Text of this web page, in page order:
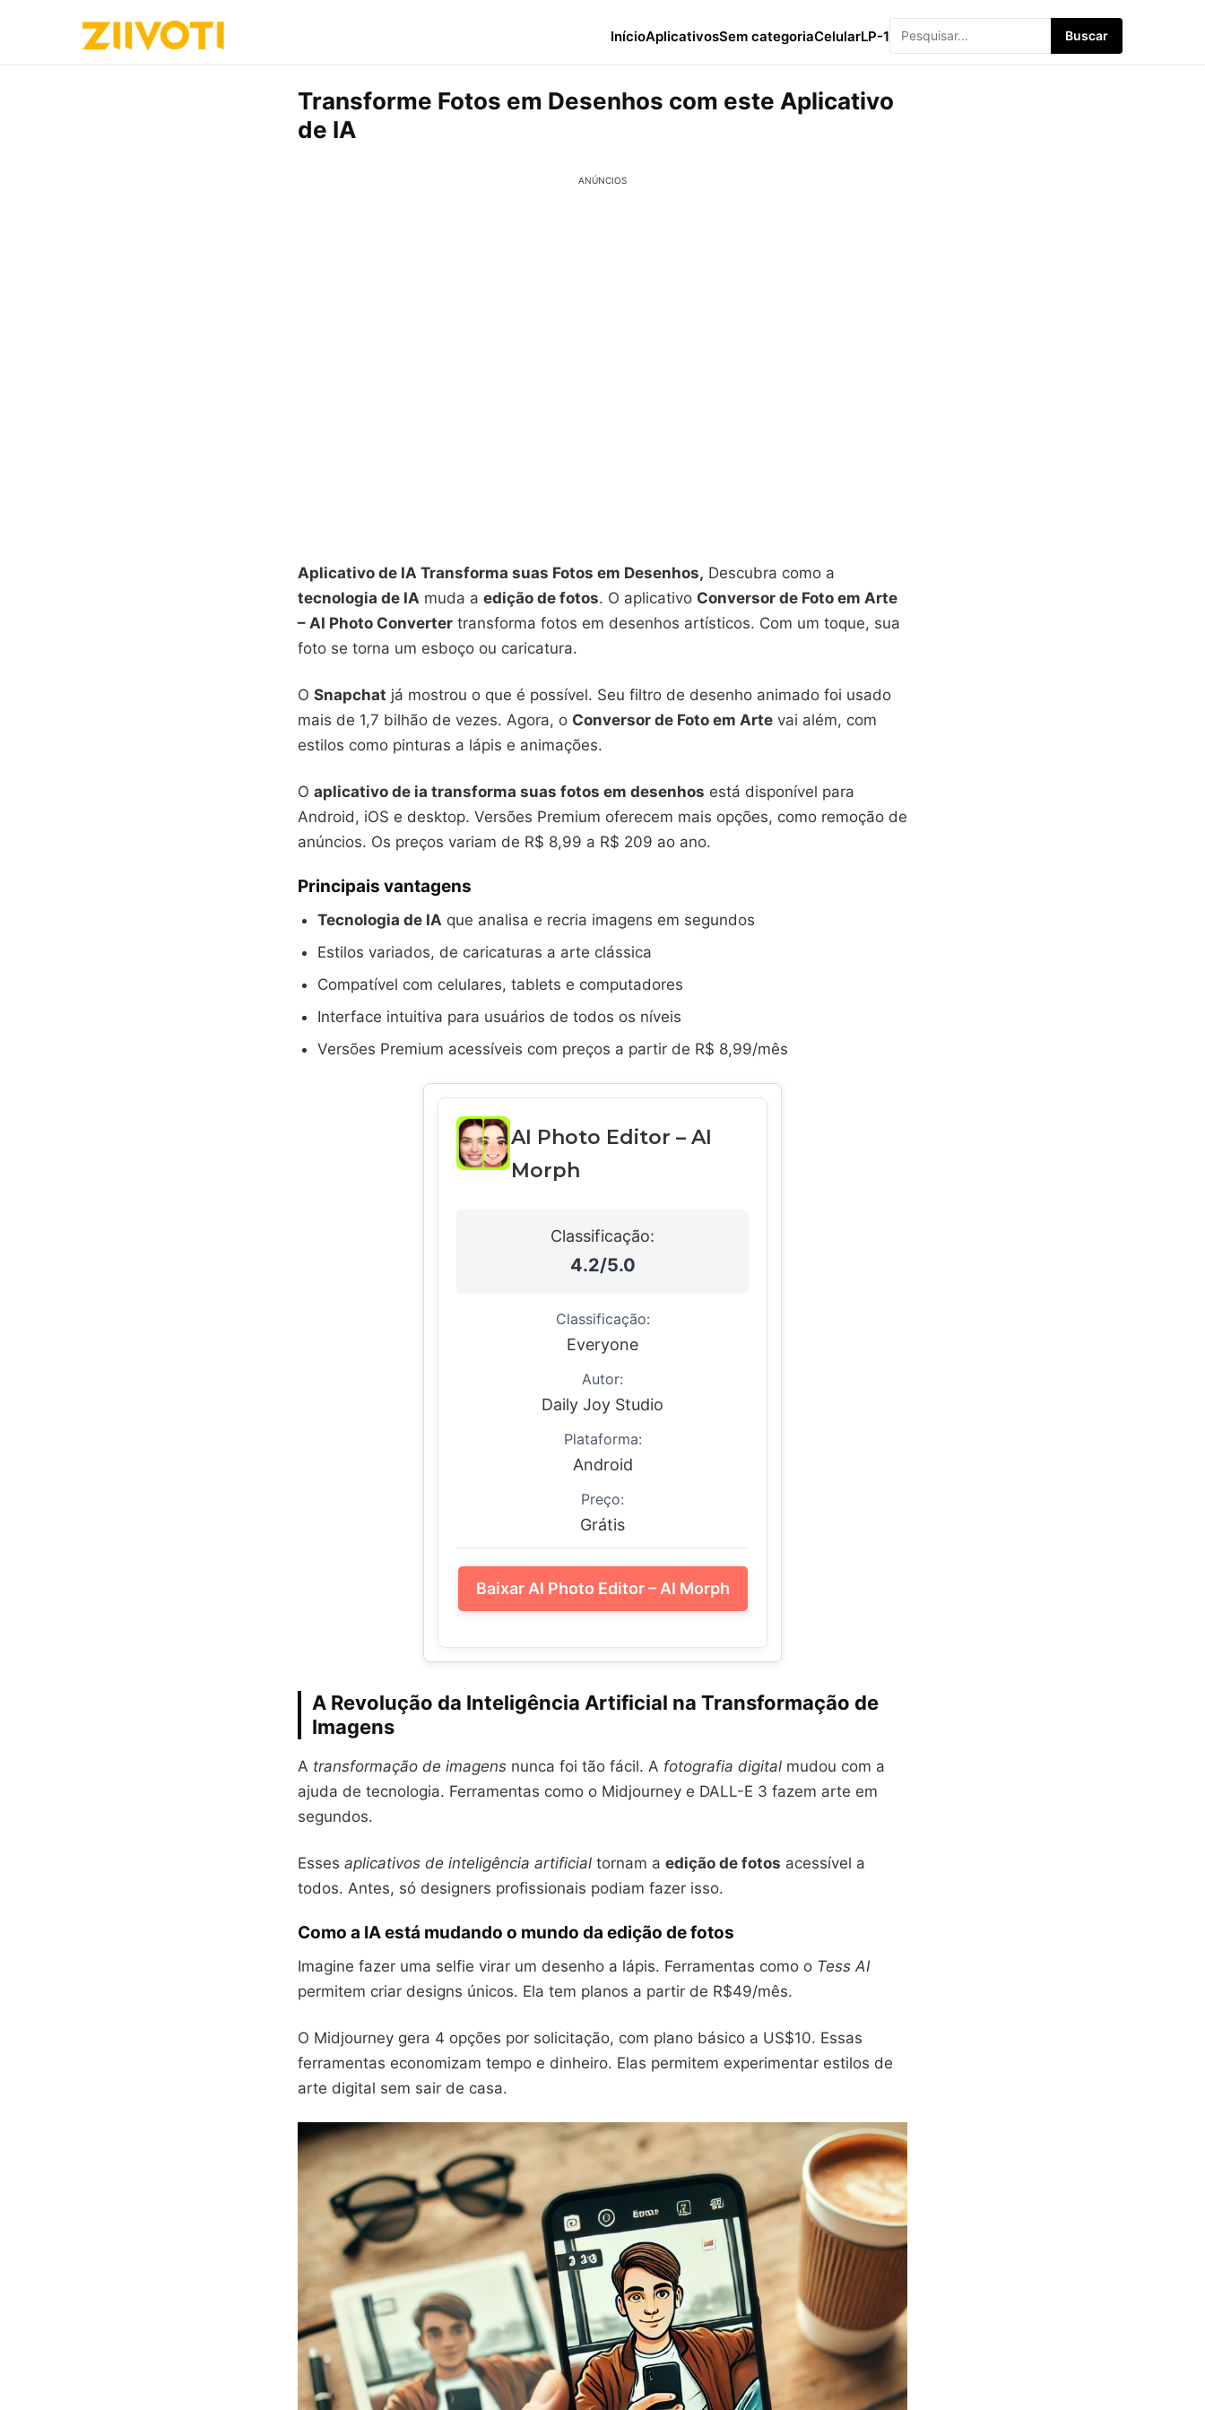
InícioAplicativosSem categoriaCelularLP-1 Buscar
Transforme Fotos em Desenhos com este Aplicativo
de IA
ANÚNCIOS
Aplicativo de IA Transforma suas Fotos em Desenhos, Descubra como a
tecnologia de IA muda a edição de fotos. O aplicativo Conversor de Foto em Arte
– AI Photo Converter transforma fotos em desenhos artísticos. Com um toque, sua
foto se torna um esboço ou caricatura.
O Snapchat já mostrou o que é possível. Seu filtro de desenho animado foi usado
mais de 1,7 bilhão de vezes. Agora, o Conversor de Foto em Arte vai além, com
estilos como pinturas a lápis e animações.
O aplicativo de ia transforma suas fotos em desenhos está disponível para
Android, iOS e desktop. Versões Premium oferecem mais opções, como remoção de
anúncios. Os preços variam de R$ 8,99 a R$ 209 ao ano.
Principais vantagens
Tecnologia de IA que analisa e recria imagens em segundos
Estilos variados, de caricaturas a arte clássica
Compatível com celulares, tablets e computadores
Interface intuitiva para usuários de todos os níveis
Versões Premium acessíveis com preços a partir de R$ 8,99/mês
AI Photo Editor – AI
Morph
Classificação:
4.2/5.0
Classificação:
Everyone
Autor:
Daily Joy Studio
Plataforma:
Android
Preço:
Grátis
Baixar AI Photo Editor – AI Morph
A Revolução da Inteligência Artificial na Transformação de
Imagens
A transformação de imagens nunca foi tão fácil. A fotografia digital mudou com a
ajuda de tecnologia. Ferramentas como o Midjourney e DALL-E 3 fazem arte em
segundos.
Esses aplicativos de inteligência artificial tornam a edição de fotos acessível a
todos. Antes, só designers profissionais podiam fazer isso.
Como a IA está mudando o mundo da edição de fotos
Imagine fazer uma selfie virar um desenho a lápis. Ferramentas como o Tess AI
permitem criar designs únicos. Ela tem planos a partir de R$49/mês.
O Midjourney gera 4 opções por solicitação, com plano básico a US$10. Essas
ferramentas economizam tempo e dinheiro. Elas permitem experimentar estilos de
arte digital sem sair de casa.